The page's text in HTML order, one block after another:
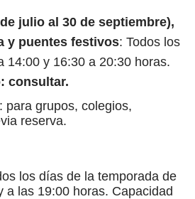
julio al 30 de septiembre),
y puentes festivos: Todos los
14:00 y 16:30 a 20:30 horas.
consultar.
para grupos, colegios,
reserva.
los días de la temporada de
a las 19:00 horas. Capacidad